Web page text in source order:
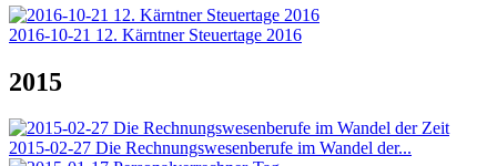
2016-10-21 12. Kärntner Steuertage 2016
2015
2015-02-27 Die Rechnungswesenberufe im Wandel der...